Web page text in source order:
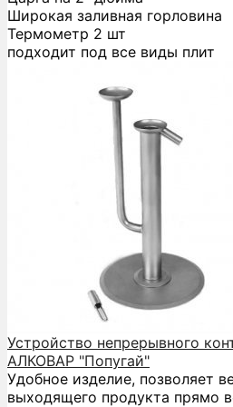
Широкая заливная горловина
Термометр 2 шт
подходит под все виды плит
Устройство непрерывного
АЛКОВАР "Попугай"
Удобное изделие, позволяет
выходящего продукта прямо